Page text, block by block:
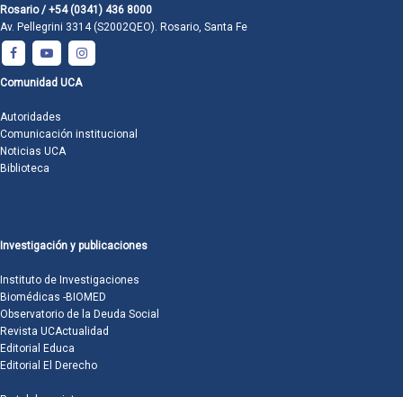
Rosario / +54 (0341) 436 8000
Av. Pellegrini 3314 (S2002QEO). Rosario, Santa Fe
Comunidad UCA
Autoridades
Comunicación institucional
Noticias UCA
Biblioteca
Investigación y publicaciones
Instituto de Investigaciones
Biomédicas -BIOMED
Observatorio de la Deuda Social
Revista UCActualidad
Editorial Educa
Editorial El Derecho